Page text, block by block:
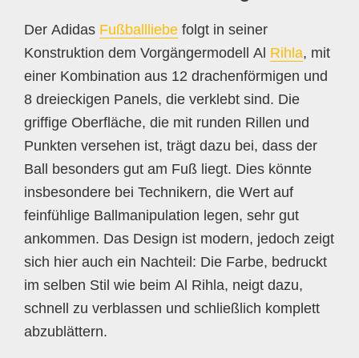
Der Adidas Fußballliebe folgt in seiner
Konstruktion dem Vorgängermodell Al Rihla, mit
einer Kombination aus 12 drachenförmigen und
8 dreieckigen Panels, die verklebt sind. Die
griffige Oberfläche, die mit runden Rillen und
Punkten versehen ist, trägt dazu bei, dass der
Ball besonders gut am Fuß liegt. Dies könnte
insbesondere bei Technikern, die Wert auf
feinfühlige Ballmanipulation legen, sehr gut
ankommen. Das Design ist modern, jedoch zeigt
sich hier auch ein Nachteil: Die Farbe, bedruckt
im selben Stil wie beim Al Rihla, neigt dazu,
schnell zu verblassen und schließlich komplett
abzublättern.